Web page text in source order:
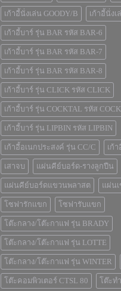
เก้าอี้นั่งเล่น GOODY/B เก้าอี้นั่งเ
เก้าอี้บาร์ รุ่น BAR รหัส BAR-6
เก้าอี้บาร์ รุ่น BAR รหัส BAR-7
เก้าอี้บาร์ รุ่น BAR รหัส BAR-8
เก้าอี้บาร์ รุ่น CLICK รหัส CLICK
เก้าอี้บาร์ รุ่น COCKTAL รหัส
เก้าอี้บาร์ รุ่น LIPBIN รหัส LIPBIN
เก้าอี้อเนกประสงค์ รุ่น CC/C เก้
เสาจบ แผ่นคีย์บอร์ด-รางลูกปืน
แผ่นคีย์บอร์ดแขวนพลาสต แผ่นเ
โซฟารักแขก โซฟารับแขก
โต๊ะกลาง/โต๊ะกาแฟ รุ่น BRADY
โต๊ะกลาง/โต๊ะกาแฟ รุ่น LOTTE
โต๊ะกลาง/โต๊ะกาแฟ รุ่น WINTER
โต๊ะคอมพิวเตอร์ CTSL 80 โต๊ะท